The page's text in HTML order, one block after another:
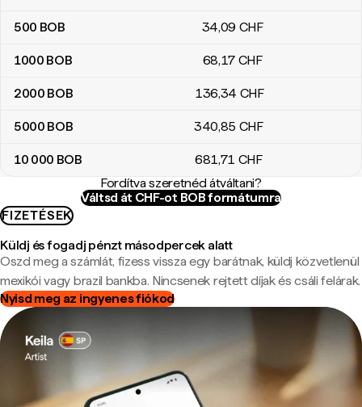
500 BOB 34,09 CHF
1000 BOB 68,17 CHF
2000 BOB 136,34 CHF
5000 BOB 340,85 CHF
10 000 BOB 681,71 CHF
Fordítva szeretnéd átváltani?
Váltsd át CHF-ot BOB formátumra
FIZETÉSEK
Küldj és fogadj pénzt másodpercek alatt
Oszd meg a számlát, fizess vissza egy barátnak, küldj közvetlenül
mexikói vagy brazil bankba. Nincsenek rejtett díjak és csáli felárak.
Nyisd meg az ingyenes fiókod